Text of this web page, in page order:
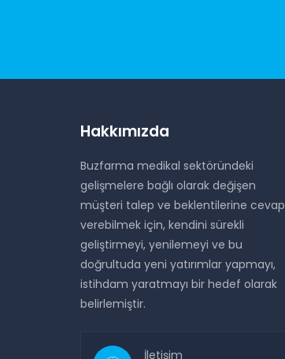
Hakkımızda
Buzfarma medikal sektöründeki
gelişmelere bağlı olarak değişen
müşteri talep ve beklentilerine cevap
verebilmek için, kendini sürekli
geliştirmeyi, yenilemeyi ve bu
doğrultuda yeni yatırımlar yapmayı,
istihdam yaratmayı bir hedef olarak
belirlemiştir.
İletişim